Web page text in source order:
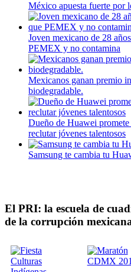
México apuesta fuerte por
Joven mexicano de 28
PEMEX y no contamina
Mexicanos ganan premio
biodegradable.
Dueño de Huawei
reclutar jóvenes talentosos
Samsung te cambia tu
El PRI: la escuela de
de la corrupción